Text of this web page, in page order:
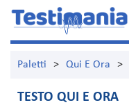
Paletti > Qui E Ora >
TESTO QUI E ORA